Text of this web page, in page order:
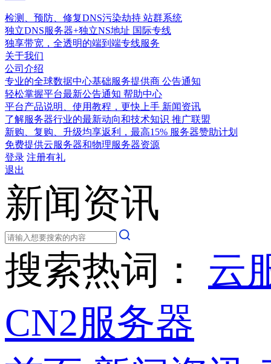
检测、预防、修复DNS污染劫持 站群系统
独立DNS服务器+独立NS地址 国际专线
独享带宽，全透明的端到端专线服务
关于我们
公司介绍
专业的全球数据中心基础服务提供商 公告通知
轻松掌握平台最新公告通知 帮助中心
平台产品说明、使用教程，更快上手 新闻资讯
了解服务器行业的最新动向和技术知识 推广联盟
新购、复购、升级均享返利，最高15% 服务器赞助计划
免费提供云服务器和物理服务器资源
登录 注册有礼
退出
新闻资讯
搜索热词： 云
CN2服务器